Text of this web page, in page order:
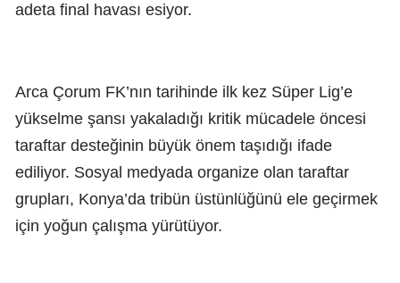
adeta final havası esiyor.
Arca Çorum FK’nın tarihinde ilk kez Süper Lig’e
yükselme şansı yakaladığı kritik mücadele öncesi
taraftar desteğinin büyük önem taşıdığı ifade
ediliyor. Sosyal medyada organize olan taraftar
grupları, Konya’da tribün üstünlüğünü ele geçirmek
için yoğun çalışma yürütüyor.